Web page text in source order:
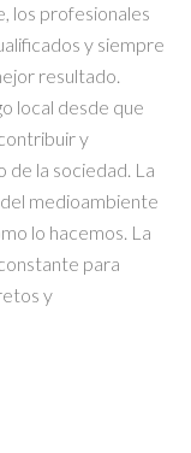
los profesionales
y siempre
resultado.
local desde que
y
la sociedad. La
medioambiente
lo hacemos. La
para
y